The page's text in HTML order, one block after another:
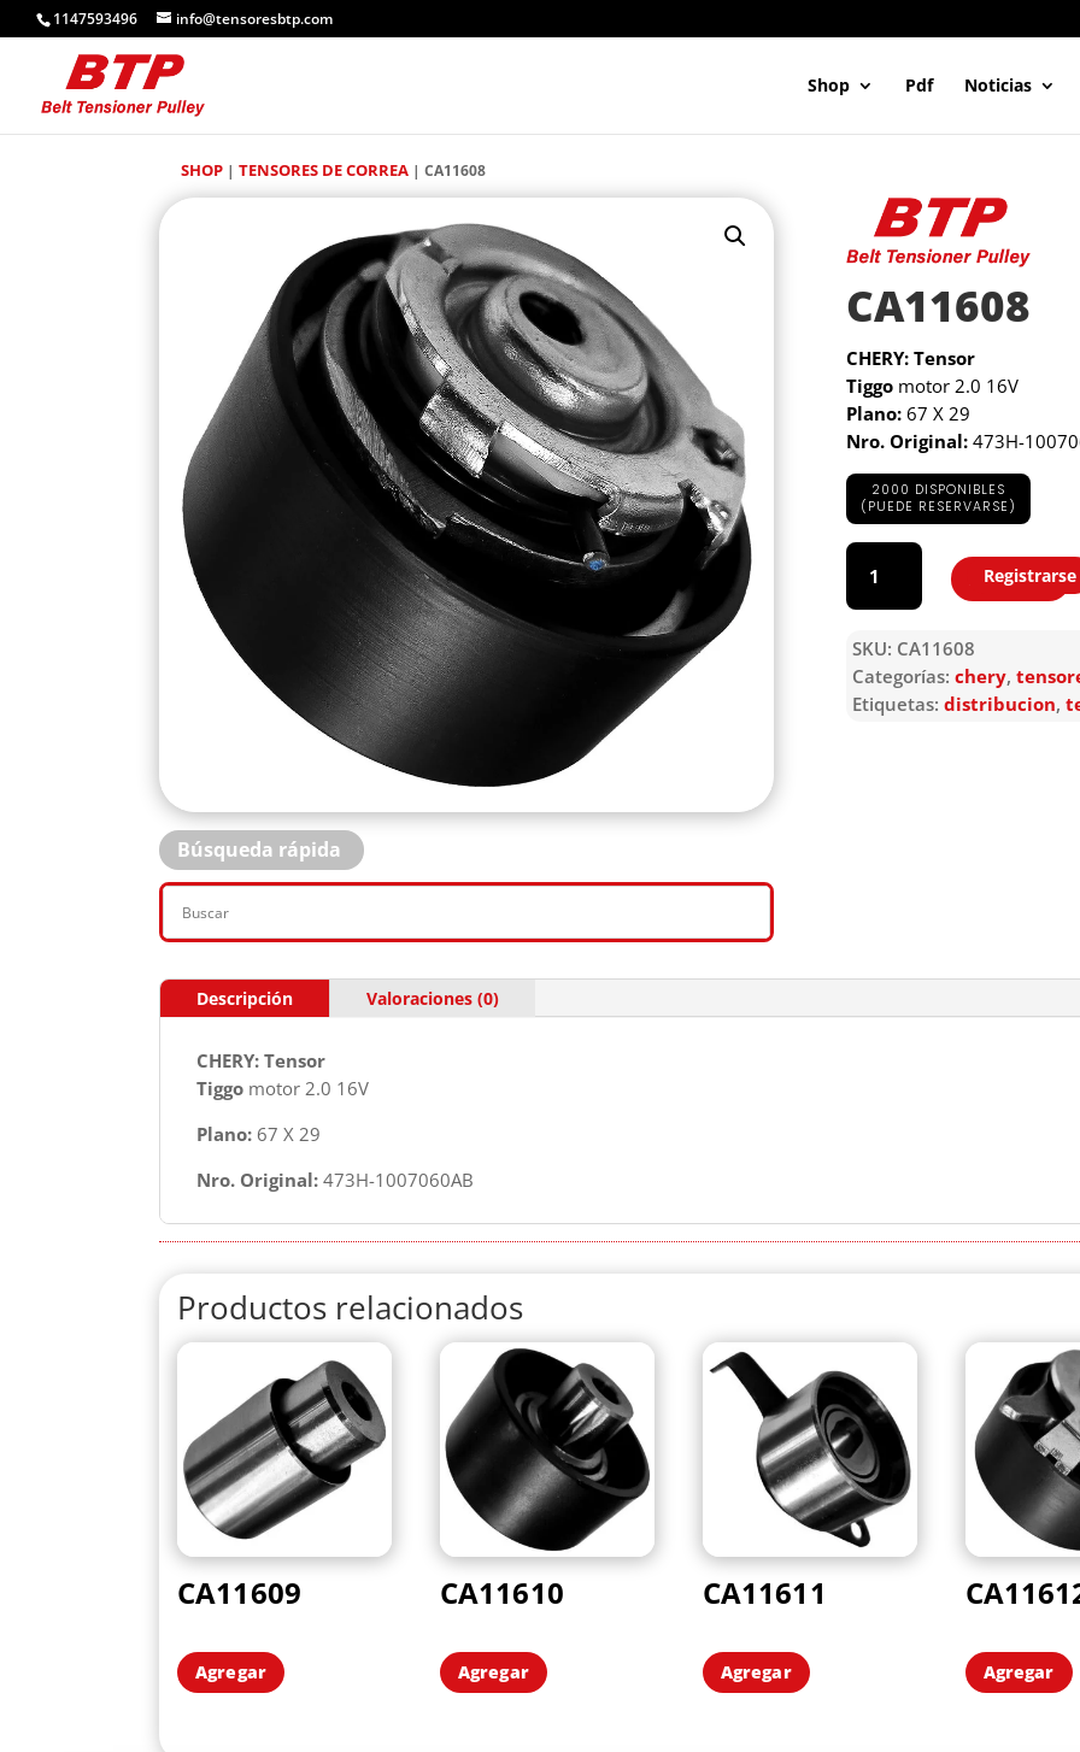
1147593496 info@tensoresbtp.com
Shop Pdf Noticias
SHOP | TENSORES DE CORREA | CA11608
Búsqueda rápida
CA11608
CHERY: Tensor
Tiggo motor 2.0 16V
Plano:67 X 29
Nro. Original:473H-
2000 DISPONIBLES
(PUEDE RESERVARSE)
CA11608
cantidad
Agregar
Registrarse
SKU: CA11608
Categorías: chery,
Etiquetas: distribucion,
Descripción Valoraciones (0)
CHERY: Tensor
Tiggo motor 2.0 16V
Plano: 67 X 29
Nro. Original: 473H-1007060AB
Productos relacionados
CA11609
Agregar
CA11610
Agregar
CA11611
Agregar Agregar